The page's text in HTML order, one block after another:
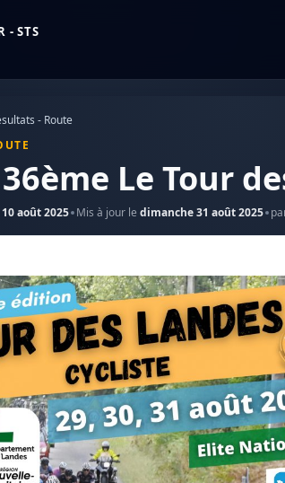
- STS
- Route
Le Tour
août 2025 Mis à jour le dimanche 31 août 2025